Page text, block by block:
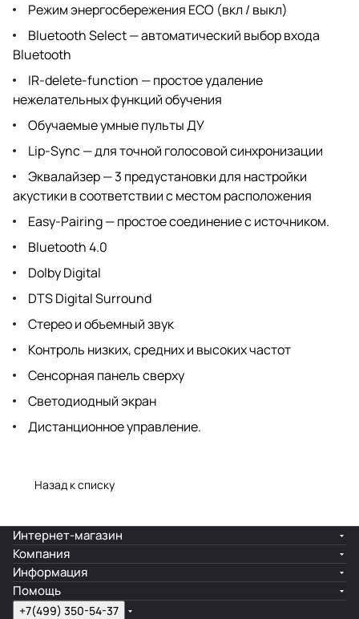
Режим энергосбережения ECO (вкл / выкл)
Bluetooth Select — автоматический выбор входа
Bluetooth
IR-delete-function — простое удаление
нежелательных функций обучения
Обучаемые умные пульты ДУ
Lip-Sync — для точной голосовой синхронизации
Эквалайзер — 3 предустановки для настройки
акустики в соответствии с местом расположения
Easy-Pairing — простое соединение с источником.
Bluetooth 4.0
Dolby Digital
DTS Digital Surround
Стерео и объемный звук
Контроль низких, средних и высоких частот
Сенсорная панель сверху
Светодиодный экран
Дистанционное управление.
Назад к списку
Интернет-магазин
Компания
Информация
Помощь
+7(499) 350-54-37